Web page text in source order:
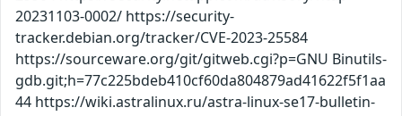
20231103-0002/ https://security-
tracker.debian.org/tracker/CVE-2023-25584
https://sourceware.org/git/gitweb.cgi?p=GNU Binutils-
gdb.git;h=77c225bdeb410cf60da804879ad41622f5f1aa
44 https://wiki.astralinux.ru/astra-linux-se17-bulletin-